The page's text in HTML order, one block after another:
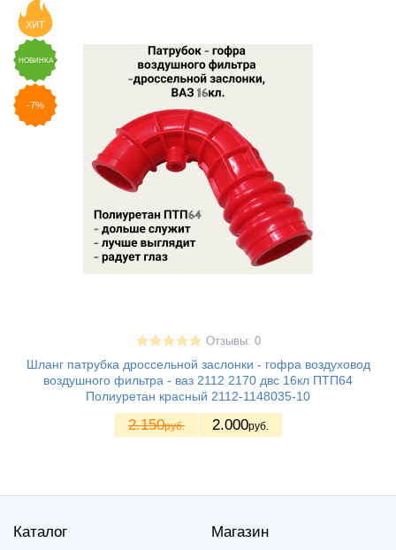
ХИТ
НОВИНКА
-7%
Отзывы: 0
Шланг патрубка дроссельной заслонки - гофра воздуховод
воздушного фильтра - ваз 2112 2170 двс 16кл ПТП64
Полиуретан красный 2112-1148035-10
2.150руб. 2.000руб.
Каталог Магазин